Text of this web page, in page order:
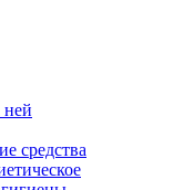
средства